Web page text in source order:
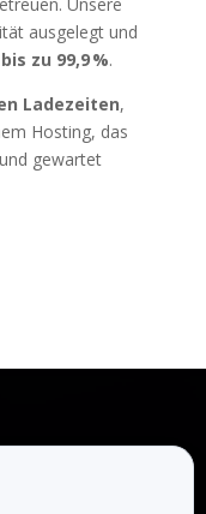
ausgelegt und
zu 99,9 %.
Ladezeiten,
Hosting, das
gewartet